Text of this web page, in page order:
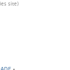
site)